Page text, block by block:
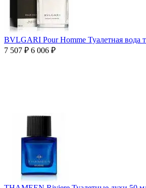
BVLGARI Pour Homme Туалетная вода
7 507 ₽ 6 006 ₽